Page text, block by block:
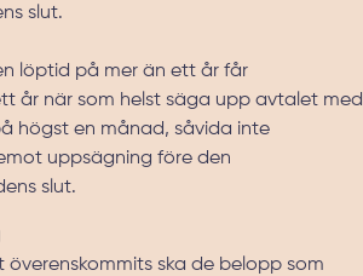
slut.
löptid på mer än ett år får
år när som helst säga upp avtalet med
högst en månad, såvida inte
uppsägning före den
slut.
överenskommits ska de belopp som